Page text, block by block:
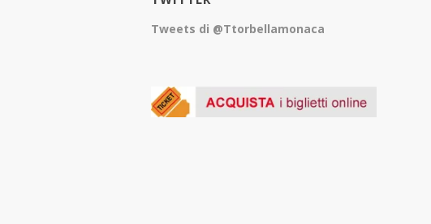
Tweets di @Ttorbellamonaca